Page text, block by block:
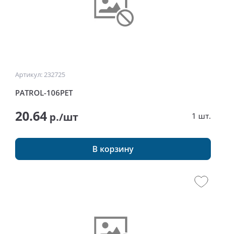
Артикул: 232725
PATROL-106PET
20.64 р./шт 1 шт.
В корзину